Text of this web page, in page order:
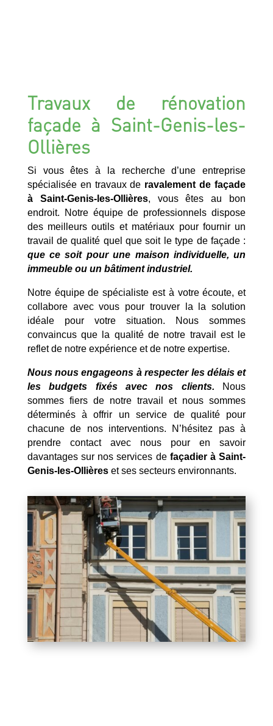
Travaux de rénovation
façade à Saint-Genis-les-
Ollières
Si vous êtes à la recherche d’une entreprise
spécialisée en travaux de ravalement de façade
à Saint-Genis-les-Ollières, vous êtes au bon
endroit. Notre équipe de professionnels dispose
des meilleurs outils et matériaux pour fournir un
travail de qualité quel que soit le type de façade :
que ce soit pour une maison individuelle, un
immeuble ou un bâtiment industriel.
Notre équipe de spécialiste est à votre écoute, et
collabore avec vous pour trouver la la solution
idéale pour votre situation. Nous sommes
convaincus que la qualité de notre travail est le
reflet de notre expérience et de notre expertise.
Nous nous engageons à respecter les délais et
les budgets fixés avec nos clients. Nous
sommes fiers de notre travail et nous sommes
déterminés à offrir un service de qualité pour
chacune de nos interventions. N’hésitez pas à
prendre contact avec nous pour en savoir
davantages sur nos services de façadier à Saint-
Genis-les-Ollièreset ses secteurs environnants.